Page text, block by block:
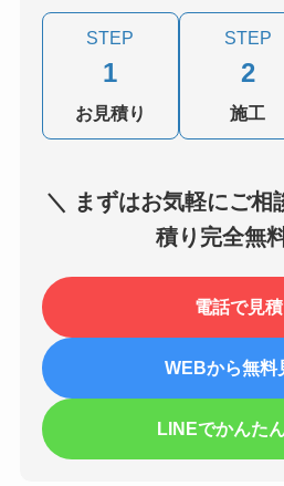
STEP
1
お見積り
STEP
2
施工
＼ まずはお気軽にご相
積り完全無
電話で見積
WEBから無料
LINEでかんた